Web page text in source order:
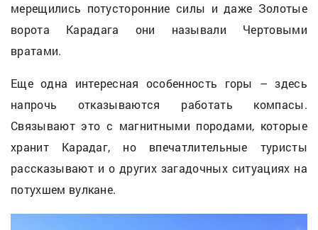
мерещились потусторонние силы и даже Золотые
ворота Карадага они называли Чертовыми
вратами.
Еще одна интересная особенность горы – здесь
напрочь отказываются работать компасы.
Связывают это с магнитными породами, которые
хранит Карадаг, но впечатлительные туристы
рассказывают и о других загадочных ситуациях на
потухшем вулкане.